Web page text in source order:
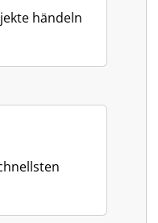
händeln